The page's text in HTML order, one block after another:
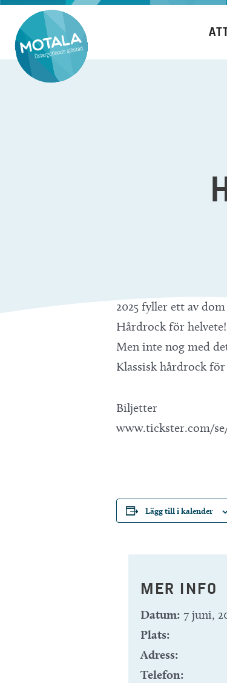
Hoppa
innehåll
2025 fyller ett av
Hårdrock för
Men inte nog med
Klassisk hårdrock
Biljetter
www.tickster.com/
Lägg till i kalender
MER INFO
Datum: 7 juni,
Plats:
Adress:
Telefon: